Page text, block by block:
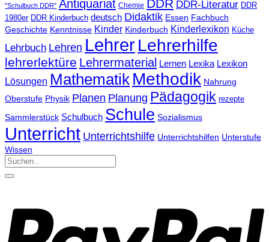
"Schulbuch DDR" Antiquariat Chemie DDR DDR-Literatur DDR
1980er DDR Kinderbuch deutsch Didaktik Essen Fachbuch
Geschichte Kenntnisse Kinder Kinderbuch Kinderlexikon Küche
Lehrbuch Lehren LehrerLehrerhilfe
lehrerlektüre Lehrermaterial Lernen Lexika Lexikon
Lösungen Mathematik Methodik Nahrung
Oberstufe Physik Planen Planung Pädagogik rezepte
Sammlerstück Schulbuch Schule Sozialismus
Unterricht Unterrichtshilfe Unterrichtshilfen Unterstufe
Wissen
Suchen
nach: